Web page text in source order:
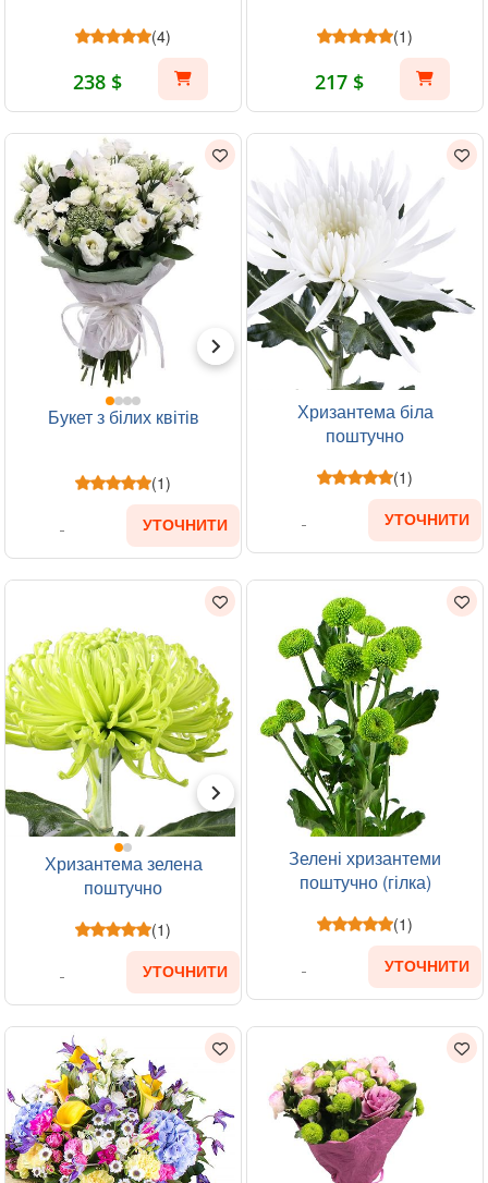
(4)
238 $
(1)
217 $
Букет з білих квітів
(1)
УТОЧНИТИ
Хризантема біла
поштучно
(1)
УТОЧНИТИ
Хризантема зелена
поштучно
(1)
УТОЧНИТИ
Зелені хризантеми
поштучно (гілка)
(1)
УТОЧНИТИ